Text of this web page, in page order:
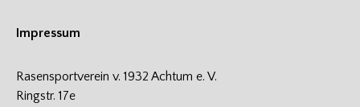
Impressum
Rasensportverein v. 1932 Achtum e. V.
Ringstr. 17e